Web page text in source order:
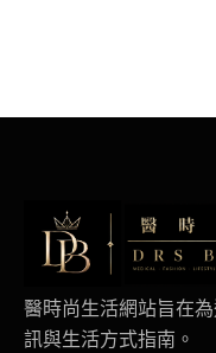
醫時尚生活網站旨在
訊與生活方式指南。